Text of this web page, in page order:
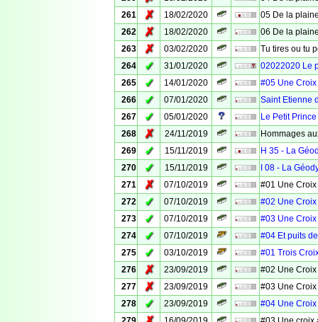
261
✗ 18/02/2020
05 De la
262
✗ 18/02/2020
06 De la
263
✗ 03/02/2020
Tu tires ou tu
264
✓ 31/01/2020
02022020 Le
265
✓ 14/01/2020
#05 Une Croix
266
✓ 07/01/2020
Saint Etienne
267
✓ 05/01/2020
Le Petit Prince
268
✗ 24/11/2019
Hommages
269
✓ 15/11/2019
H 35 - La
270
✓ 15/11/2019
I 08 - La
271
✗ 07/10/2019
#01 Une Croix
272
✓ 07/10/2019
#02 Une Croix
273
✓ 07/10/2019
#03 Une Croix
274
✓ 07/10/2019
#04 Et puits
275
✓ 03/10/2019
#01 Trois
276
✗ 23/09/2019
#02 Une
277
✗ 23/09/2019
#03 Une
278
✓ 23/09/2019
#04 Une